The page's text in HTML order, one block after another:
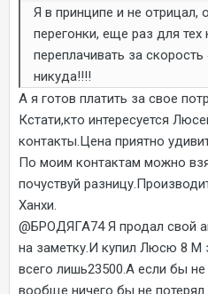
Я в принципе и не отрицал,
перегонки, еще раз для тех
переплачивать за
никуда!!!!
А я готов платить за свое
Кстати,кто интересуется
контакты.Цена приятно
По моим контактам можно
почуствуй
Ханхи.
@БРОДЯГА74Я продал свой
на заметку.И купил Люсю 8 М
всего лишь23500.А если бы
вообще ничего бы не потерял.